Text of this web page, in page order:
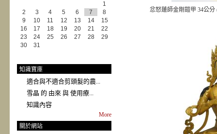
1
2
3 4 5 6 7
8
9
10 11 12 13 14
15
16
17 18 19 20 21
22
23
24 25 26 27 28
29
30
31
知識寶庫
適合與不適合剪頭髮的農...
雪晶 的 由來 與 使用療...
知識內容
More
關於網站
忿怒蓮師金剛鎧甲 34公分